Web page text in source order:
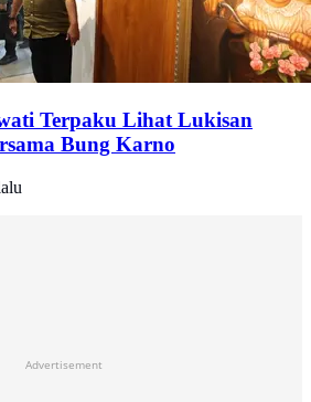
Terpaku Lihat Lukisan
Bung Karno
Advertisement